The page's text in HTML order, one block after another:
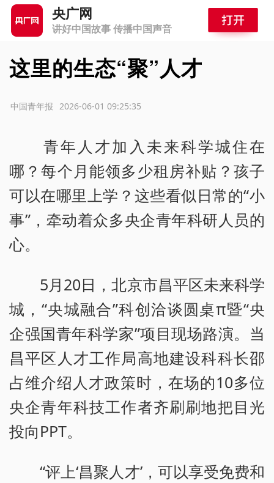
央广网
讲好中国故事 传播中国声音
这里的生态“聚”人才
2026-06-01 09:25:35
中国青年报
青年人才加入未来科学城住在
哪？每个月能领多少租房补贴？孩子
可以在哪里上学？这些看似日常的“小
事”，牵动着众多央企青年科研人员的
心。
5月20日，北京市昌平区未来科学
城，“央城融合”科创洽谈圆桌π暨“央
企强国青年科学家”项目现场路演。当
昌平区人才工作局高地建设科科长邵
占维介绍人才政策时，在场的10多位
央企青年科技工作者齐刷刷地把目光
投向PPT。
“评上‘昌聚人才’，可以享受免费和